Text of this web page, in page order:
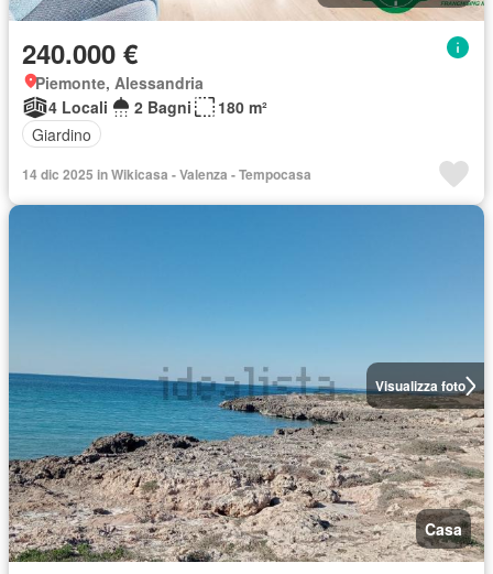
240.000 €
Piemonte, Alessandria
4 Locali
2 Bagni
180 m²
Giardino
14 dic 2025 in Wikicasa - Valenza - Tempocasa
Visualizza foto
Casa